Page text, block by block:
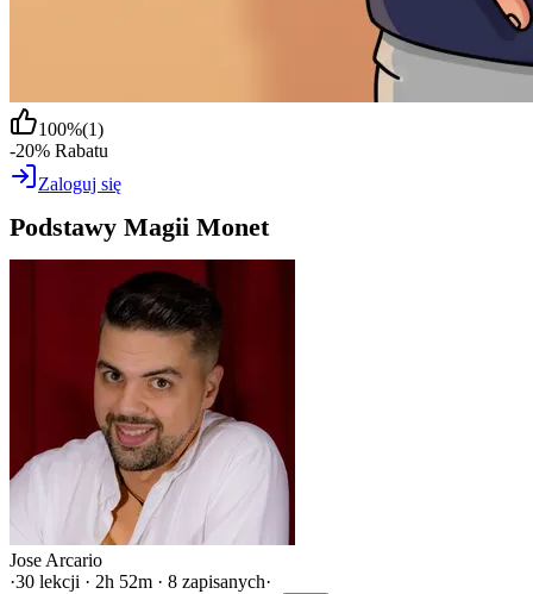
100%(1)
-20% Rabatu
Zaloguj się
Podstawy Magii Monet
Jose Arcario
·30 lekcji · 2h 52m · 8 zapisanych·